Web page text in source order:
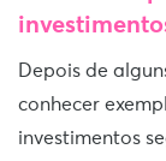
Depois de
conhecer
investimentos